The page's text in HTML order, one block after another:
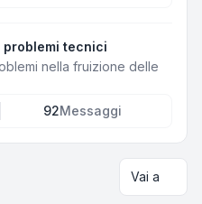
problemi tecnici
nella fruizione delle
92Messaggi
Vai a